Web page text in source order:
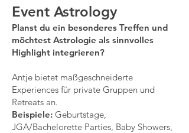
Event Astrology
Planst du ein besonderes Treffen und
möchtest Astrologie als sinnvolles
Highlight integrieren?
Antje bietet maßgeschneiderte
Experiences für private Gruppen und
Retreats an.
Beispiele: Geburtstage,
JGA/Bachelorette Parties, Baby Showers,